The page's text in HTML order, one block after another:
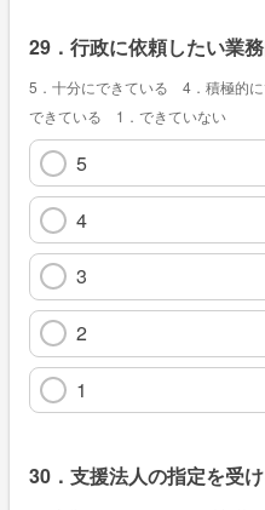
29．行政に依頼したい業
5．十分にできている 4．積極的
できている 1．できていない
5
4
3
2
1
30．支援法人の指定を受